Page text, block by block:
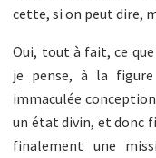
cette, si on peut dire,
Oui, tout à fait, ce
je pense, à la
immaculée
un état divin, et donc
finalement une